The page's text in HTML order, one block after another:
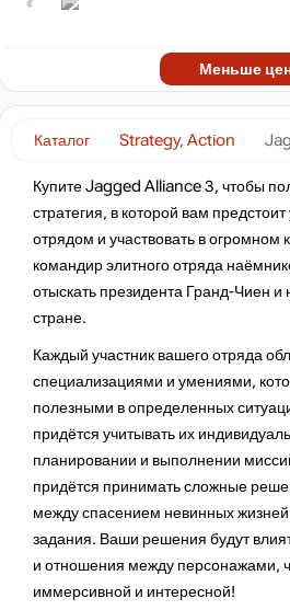
Каталог Strategy, Action
Купите Jagged Alliance 3, чтобы
стратегия, в которой вам
отрядом и участвовать в огромном
командир элитного отряда
отыскать президента Гранд-Чиен и
стране.
Каждый участник вашего отряда
специализациями и умениями,
полезными в определенных
придётся учитывать их
планировании и выполнении
придётся принимать сложные
между спасением невинных
задания. Ваши решения будут
и отношения между персонажами,
иммерсивной и интересной!
Меньше